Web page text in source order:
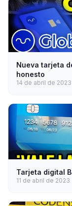
Nueva tarjeta
honesto
14 de abril de 2023
Tarjeta digital
11 de abril de 2023